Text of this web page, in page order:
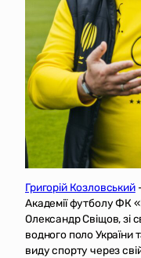
Григорій Козловський
Академії футболу ФК
Олександр Свіщов, зі
водного поло України
виду спорту через